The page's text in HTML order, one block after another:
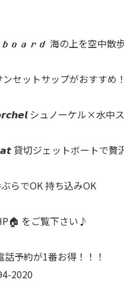
海の上を空中散
セットサップがおすすめ！
シュノーケル×水中ス
貸切ジェットボートで贅
らでOK 持ち込みOK
をご覧下さい♪
話予約が1番お得！！！
2020